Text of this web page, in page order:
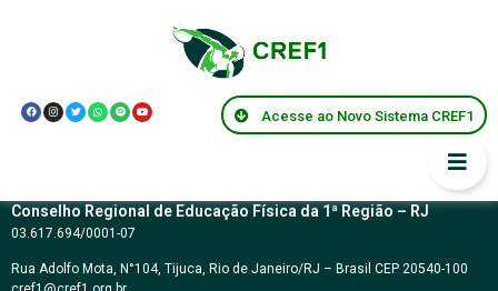
Acesse ao Novo Sistema CREF1
Resolução nº
125/2022
Conselho Regional de Educação Física da 1ª Região – RJ
03.617.694/0001-07
Rua Adolfo Mota, N°104, Tijuca, Rio de Janeiro/RJ – Brasil CEP 20540-100